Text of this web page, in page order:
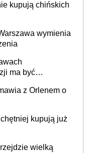
kupują chińskich
wymienia
ma być
z Orlenem o
kupują już
wielką